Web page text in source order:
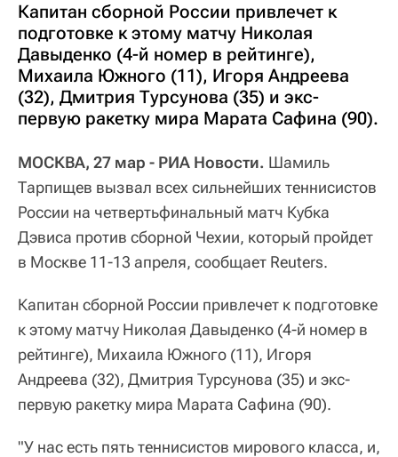
Капитан сборной России привлечет к
подготовке к этому матчу Николая
Давыденко (4-й номер в рейтинге),
Михаила Южного (11), Игоря Андреева
(32), Дмитрия Турсунова (35) и экс-
первую ракетку мира Марата Сафина (90).
МОСКВА, 27 мар - РИА Новости. Шамиль
Тарпищев вызвал всех сильнейших теннисистов
России на четвертьфинальный матч Кубка
Дэвиса против сборной Чехии, который пройдет
в Москве 11-13 апреля, сообщает Reuters.
Капитан сборной России привлечет к подготовке
к этому матчу Николая Давыденко (4-й номер в
рейтинге), Михаила Южного (11), Игоря
Андреева (32), Дмитрия Турсунова (35) и экс-
первую ракетку мира Марата Сафина (90).
"У нас есть пять теннисистов мирового класса, и,